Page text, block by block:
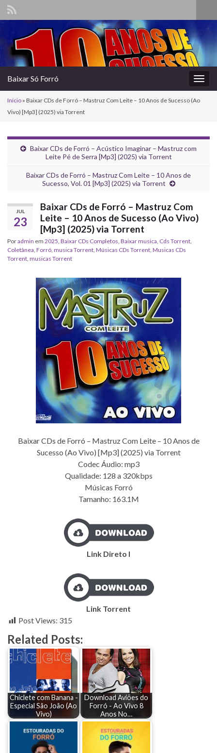
Search for:
Baixar Só Forró
Início » Baixar CDs de Forró – Mastruz Com Leite – 10 Anos de Sucesso (Ao
Vivo) [Mp3] (2025) via Torrent
Baixar CDs de Forró – Acústico Imaginar – Mastruz com
Leite Pé de Serra [Mp3] (2025) via Torrent
Baixar CDs de Forró – Mastruz Com Leite – 10 Anos de
Sucesso, Vol. 01 [Mp3] (2025) via Torrent
JUL
23
Baixar CDs de Forró – Mastruz Com
Leite – 10 Anos de Sucesso (Ao Vivo)
[Mp3] (2025) via Torrent
Poradmin em 2025 Baixar CDs Completos Baixar musica Cds Torrent
Coletânea Forró musica Torrent ‎Músicas CDs Torrent ‎Musicas CDs
Torrent musicas Torrent
Baixar CDs de Forró – Mastruz Com Leite – 10 Anos de
Sucesso (Ao Vivo) [Mp3] (2025) via Torrent
Codec Áudio: mp3
Qualidade: 128 a 320kbps
Músicas Forró
Tamanho: 163.1M
Link Direto I
Link Torrent
Post Views: 315
Related Posts:
Chiclete com Banana -
Especial São João (Ao
Vivo)
Download Aviões do
Forró - Ao Vivo 8
Anos No…